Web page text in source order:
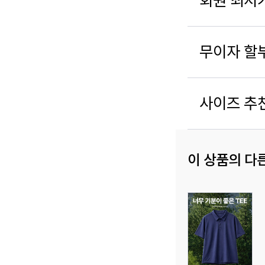
무이자 할
사이즈 추
이 상품의 다